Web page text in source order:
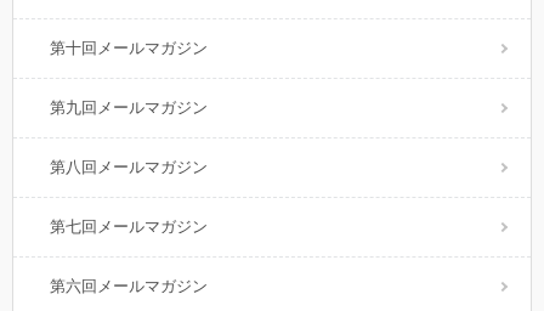
第十回メールマガジン
第九回メールマガジン
第八回メールマガジン
第七回メールマガジン
第六回メールマガジン